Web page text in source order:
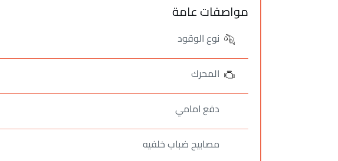
مواصفات عامة
نوع الوقود
المحرك
دفع امامي
مصابيح ضباب خلفيه